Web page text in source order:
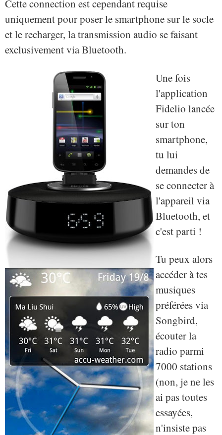
Cette connection est cependant requise
uniquement pour poser le smartphone sur le socle
et le recharger, la transmission audio se faisant
exclusivement via Bluetooth.
Une fois
l'application
Fidelio lancée
sur ton
smartphone,
tu lui
demandes de
se connecter à
l'appareil via
Bluetooth, et
c'est parti !
Tu peux alors
accéder à tes
musiques
préférées via
Songbird,
écouter la
radio parmi
7000 stations
(non, je ne les
ai pas toutes
essayées,
n'insiste pas